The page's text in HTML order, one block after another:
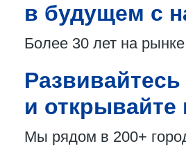
в будущем с
Более 30 лет на рынке
Развивайтесь
и открывайте
Мы рядом в 200+